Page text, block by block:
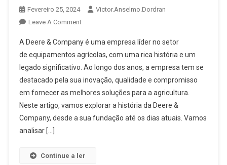
Fevereiro 25, 2024
Victor.anselmo.dordran
Leave A Comment
A Deere & Company é uma empresa líder no setor
de equipamentos agrícolas, com uma rica história e um
legado significativo. Ao longo dos anos, a empresa tem se
destacado pela sua inovação, qualidade e compromisso
em fornecer as melhores soluções para a agricultura.
Neste artigo, vamos explorar a história da Deere &
Company, desde a sua fundação até os dias atuais. Vamos
analisar […]
Continue a ler